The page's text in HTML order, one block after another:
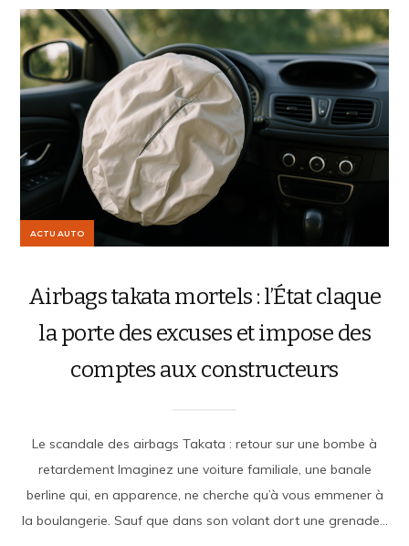
ACTU AUTO
Airbags takata mortels : l’État claque
la porte des excuses et impose des
comptes aux constructeurs
Le scandale des airbags Takata : retour sur une bombe à
retardement Imaginez une voiture familiale, une banale
berline qui, en apparence, ne cherche qu’à vous emmener à
la boulangerie. Sauf que dans son volant dort une grenade...